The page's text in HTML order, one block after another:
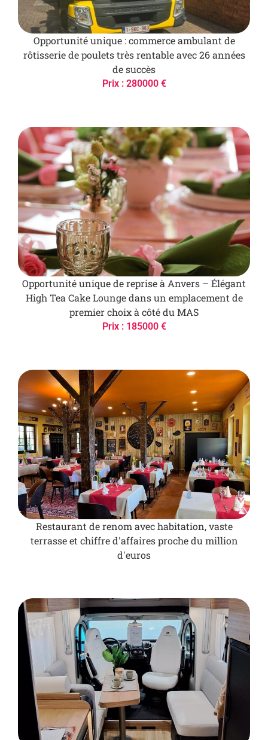
Opportunité unique : commerce ambulant de
rôtisserie de poulets très rentable avec 26 années
de succès
Prix : 280000 €
Opportunité unique de reprise à Anvers – Élégant
High Tea Cake Lounge dans un emplacement de
premier choix à côté du MAS
Prix : 185000 €
Restaurant de renom avec habitation, vaste
terrasse et chiffre d'affaires proche du million
d'euros